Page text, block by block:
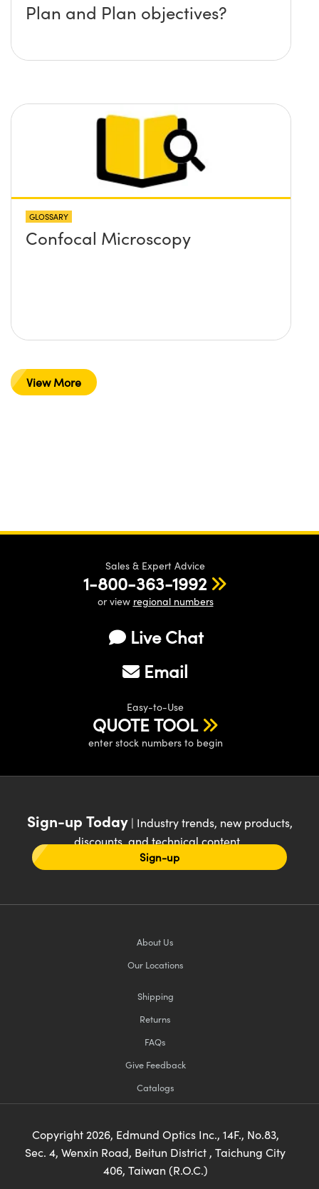
Plan and Plan objectives?
GLOSSARY
Confocal Microscopy
View More
Sales & Expert Advice
1-800-363-1992
or view regional numbers
Live Chat
Email
Easy-to-Use
QUOTE TOOL
enter stock numbers to begin
Sign-up Today| Industry trends, new products,
discounts, and technical content
Sign-up
About Us
Our Locations
Shipping
Returns
FAQs
Give Feedback
Catalogs
Copyright 2026, Edmund Optics Inc., 14F., No.83,
Sec. 4, Wenxin Road, Beitun District , Taichung City
406, Taiwan (R.O.C.)